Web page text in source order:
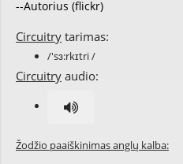
--Autorius (flickr)
Circuitry tarimas:
/'sɜ:rkɪtri /
Circuitry audio:
Žodžio paaiškinimas anglų kalba: